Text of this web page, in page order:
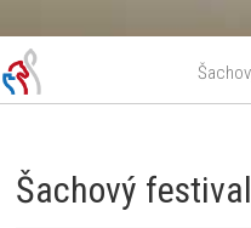
Šachový